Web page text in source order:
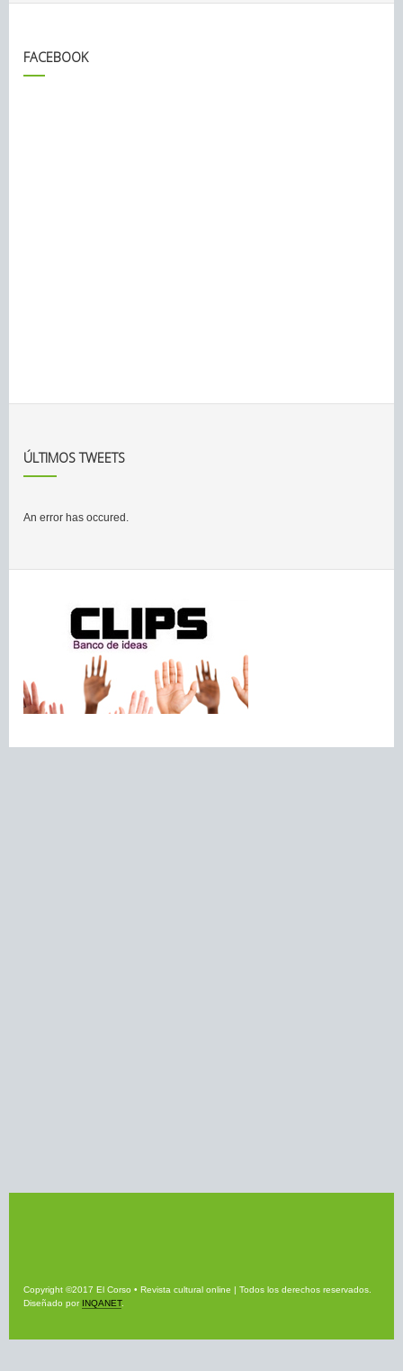
FACEBOOK
ÚLTIMOS TWEETS
An error has occured.
Copyright ©2017 El Corso • Revista cultural online | Todos los derechos reservados.
Diseñado por INQANET.